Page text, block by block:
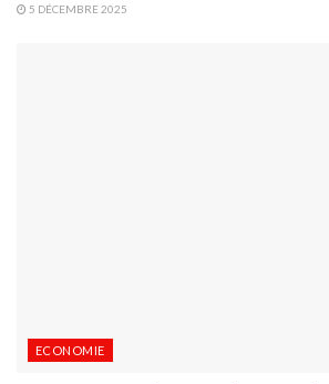
5 DÉCEMBRE 2025
ECONOMIE